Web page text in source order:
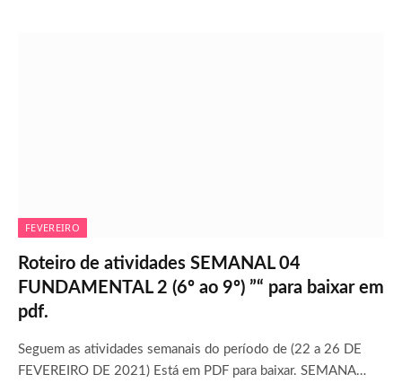
FEVEREIRO
Roteiro de atividades SEMANAL 04
FUNDAMENTAL 2 (6º ao 9º) ”“ para baixar em
pdf.
Seguem as atividades semanais do período de (22 a 26 DE
FEVEREIRO DE 2021) Está em PDF para baixar. SEMANA…